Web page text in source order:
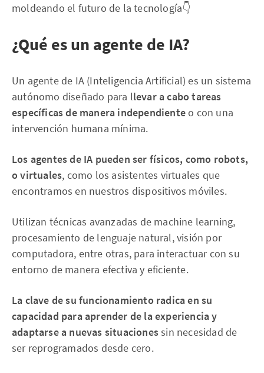
moldeando el futuro de la tecnología👇
¿Qué es un agente de IA?
Un agente de IA (Inteligencia Artificial) es un sistema
autónomo diseñado para llevar a cabo tareas
específicas de manera independienteo con una
intervención humana mínima.
Los agentes de IA pueden ser físicos, como robots,
o virtuales, como los asistentes virtuales que
encontramos en nuestros dispositivos móviles.
Utilizan técnicas avanzadas de machine learning,
procesamiento de lenguaje natural, visión por
computadora, entre otras, para interactuar con su
entorno de manera efectiva y eficiente.
La clave de su funcionamiento radica en su
capacidad para aprender de la experiencia y
adaptarse a nuevas situacionessin necesidad de
ser reprogramados desde cero.